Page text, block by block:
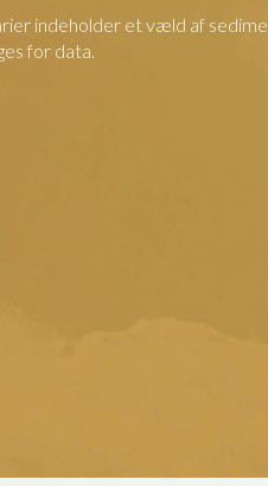
indeholder et væld af
for data.